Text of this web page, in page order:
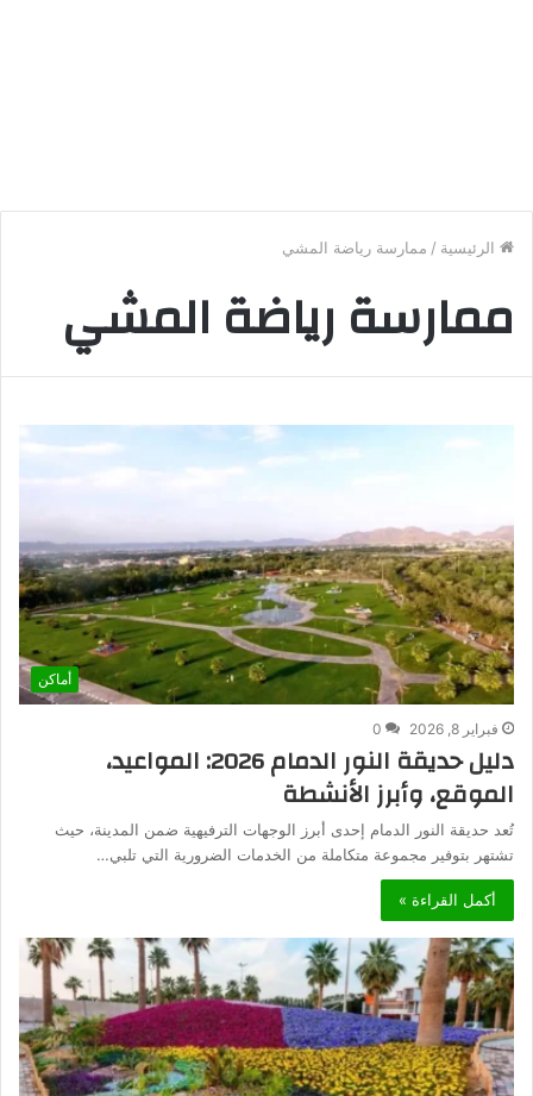
الرئيسية / ممارسة رياضة المشي
ممارسة رياضة المشي
أماكن
فبراير 8, 2026 0
دليل حديقة النور الدمام 2026: المواعيد،
الموقع، وأبرز الأنشطة
تُعد حديقة النور الدمام إحدى أبرز الوجهات الترفيهية ضمن المدينة، حيث
تشتهر بتوفير مجموعة متكاملة من الخدمات الضرورية التي تلبي…
أكمل القراءة »